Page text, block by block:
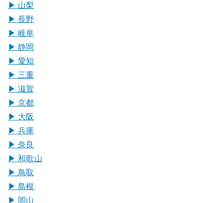
▶︎ 山梨
▶︎ 長野
▶︎ 岐阜
▶︎ 静岡
▶︎ 愛知
▶︎ 三重
▶︎ 滋賀
▶︎ 京都
▶︎ 大阪
▶︎ 兵庫
▶︎ 奈良
▶︎ 和歌山
▶︎ 鳥取
▶︎ 島根
▶︎ 岡山